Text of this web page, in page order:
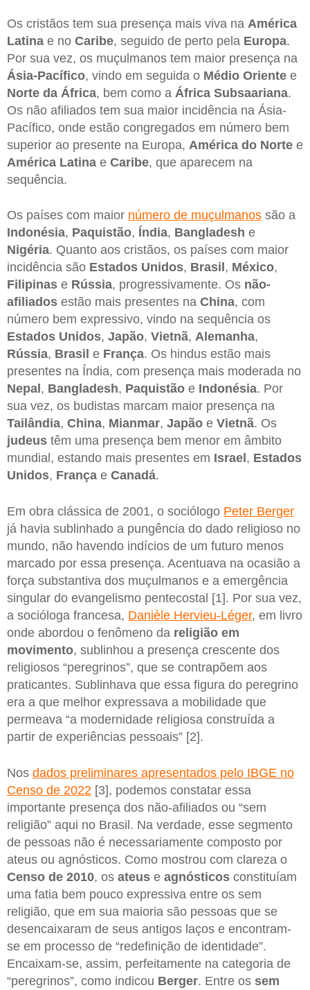
Os cristãos tem sua presença mais viva na América
Latina e no Caribe, seguido de perto pela Europa.
Por sua vez, os muçulmanos tem maior presença na
Ásia-Pacífico, vindo em seguida o Médio Oriente e
Norte da África, bem como a África Subsaariana.
Os não afiliados tem sua maior incidência na Ásia-
Pacífico, onde estão congregados em número bem
superior ao presente na Europa, América do Norte e
América Latina e Caribe, que aparecem na
sequência.
Os países com maior número de muçulmanos são a
Indonésia, Paquistão, Índia, Bangladesh e
Nigéria. Quanto aos cristãos, os países com maior
incidência são Estados Unidos, Brasil , México,
Filipinas e Rússia, progressivamente. Os não-
afiliados estão mais presentes na China, com
número bem expressivo, vindo na sequência os
Estados Unidos, Japão, Vietnã, Alemanha,
Rússia, Brasil e França. Os hindus estão mais
presentes na Índia, com presença mais moderada no
Nepal , Bangladesh, Paquistão e Indonésia. Por
sua vez, os budistas marcam maior presença na
Tailândia, China, Mianmar, Japão e Vietnã. Os
judeus têm uma presença bem menor em âmbito
mundial, estando mais presentes em Israel , Estados
Unidos, França e Canadá.
Em obra clássica de 2001, o sociólogo Peter Berger
já havia sublinhado a pungência do dado religioso no
mundo, não havendo indícios de um futuro menos
marcado por essa presença. Acentuava na ocasião a
força substantiva dos muçulmanos e a emergência
singular do evangelismo pentecostal [1]. Por sua vez,
a socióloga francesa, Danièle Hervieu-Léger, em livro
onde abordou o fenômeno da religião em
movimento, sublinhou a presença crescente dos
religiosos “peregrinos”, que se contrapõem aos
praticantes. Sublinhava que essa figura do peregrino
era a que melhor expressava a mobilidade que
permeava “a modernidade religiosa construída a
partir de experiências pessoais” [2].
Nos dados preliminares apresentados pelo IBGE no
Censo de 2022 [3], podemos constatar essa
importante presença dos não-afiliados ou “sem
religião” aqui no Brasil. Na verdade, esse segmento
de pessoas não é necessariamente composto por
ateus ou agnósticos. Como mostrou com clareza o
Censo de 2010, os ateus e agnósticos constituíam
uma fatia bem pouco expressiva entre os sem
religião, que em sua maioria são pessoas que se
desencaixaram de seus antigos laços e encontram-
se em processo de “redefinição de identidade”.
Encaixam-se, assim, perfeitamente na categoria de
“peregrinos”, como indicou Berger. Entre os sem